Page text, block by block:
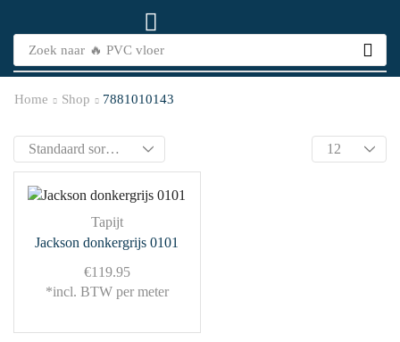
Zoek naar 🔥 PVC vloer
Home Shop 7881010143
Tapijt
Jackson donkergrijs 0101
€119.95
*incl. BTW per meter